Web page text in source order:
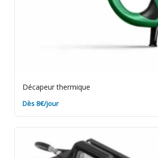
Décapeur thermique
Dès 8€/jour